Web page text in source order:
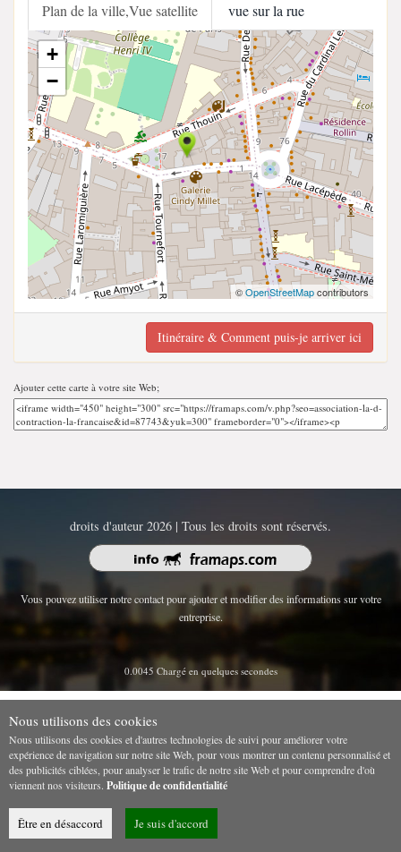
Plan de la ville,Vue satellite vue sur la rue
+
−
©OpenStreetMapcontributors
Itinéraire & Comment puis-je arriver ici
Ajouter cette carte à votre site Web;
droits d'auteur 2026 | Tous les droits sont réservés.
Vous pouvez utiliser notre contact pour ajouter et modifier des informations sur votre
entreprise.
0.0045 Chargé en quelques secondes
Nous utilisons des cookies
Nous utilisons des cookies et d'autres technologies de suivi pour améliorer votre
expérience de navigation sur notre site Web, pour vous montrer un contenu personnalisé et
des publicités ciblées, pour analyser le trafic de notre site Web et pour comprendre d'où
viennent nos visiteurs. Politique de confidentialité
Être en désaccord Je suis d'accord